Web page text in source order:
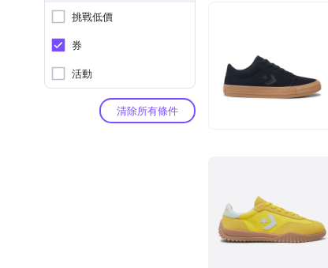
挑戰低價
券
活動
清除所有條件